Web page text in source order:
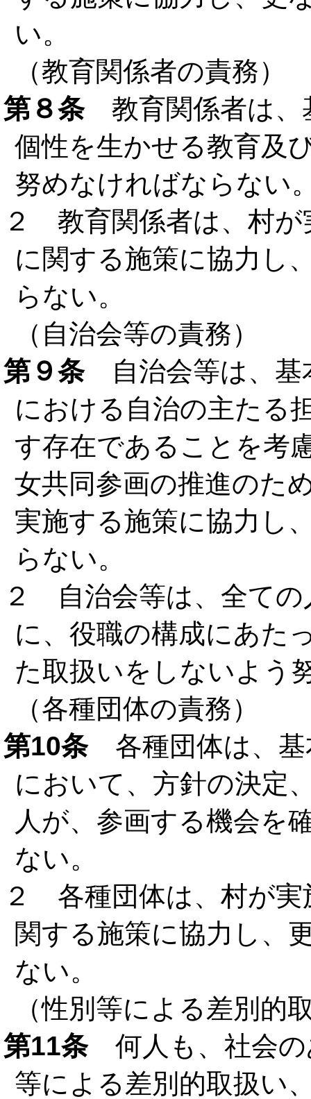
い。
（教育関係者の責務）
第８条教育関係者は、
個性を生かせる教育及
努めなければならない
２ 教育関係者は、村が
に関する施策に協力し
らない。
（自治会等の責務）
第９条自治会等は、基
における自治の主たる
す存在であることを考
女共同参画の推進のた
実施する施策に協力し
らない。
２ 自治会等は、全ての
に、役職の構成にあた
た取扱いをしないよう
（各種団体の責務）
第10条各種団体は、基
において、方針の決定
人が、参画する機会を
ない。
２ 各種団体は、村が実
関する施策に協力し、
ない。
（性別等による差別的
第11条何人も、社会の
等による差別的取扱い